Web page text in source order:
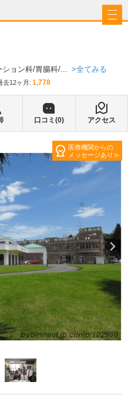
ション科 胃腸科 ... 全てみる
去12ヶ月: 1,778
口コミ(0) アクセス
医療機関からの
メッセージあり